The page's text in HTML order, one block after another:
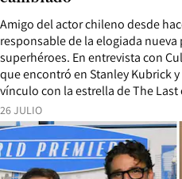
26 JULIO
Amigo del actor chileno desde
responsable de la elogiada
superhéroes. En entrevista con
que encontró en Stanley Kubrick
vínculo con la estrella de The Last